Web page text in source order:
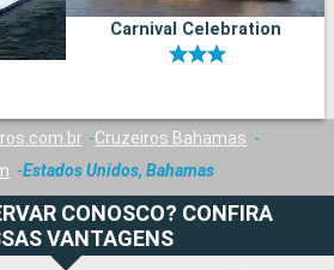
Carnival Celebration
Cruzeiros Bahamas
Estados Unidos, Bahamas
CONOSCO? CONFIRA
VANTAGENS